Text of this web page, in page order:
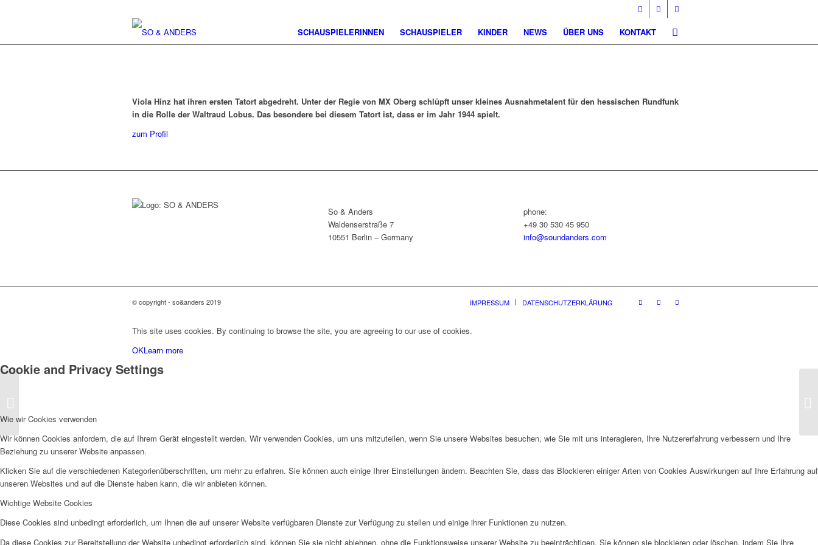
SCHAUSPIELERINNEN SCHAUSPIELER KINDER NEWS ÜBER UNS KONTAKT
Viola Hinz hat ihren ersten Tatort abgedreht. Unter der Regie von MX Oberg schlüpft unser kleines Ausnahmetalent für den hessischen Rundfunk
in die Rolle der Waltraud Lobus. Das besondere bei diesem Tatort ist, dass er im Jahr 1944 spielt.
zum Profil
So & Anders
Waldenserstraße 7
10551 Berlin – Germany
phone:
+49 30 530 45 950
info@soundanders.com
© copyright - so&anders 2019 IMPRESSUM DATENSCHUTZERKLÄRUNG
This site uses cookies. By continuing to browse the site, you are agreeing to our use of cookies.
OKLearn more
Cookie and Privacy Settings
Wie wir Cookies verwenden
Wir können Cookies anfordern, die auf Ihrem Gerät eingestellt werden. Wir verwenden Cookies, um uns mitzuteilen, wenn Sie unsere Websites besuchen, wie Sie mit uns interagieren, Ihre Nutzererfahrung verbessern und Ihre
Beziehung zu unserer Website anpassen.
Klicken Sie auf die verschiedenen Kategorienüberschriften, um mehr zu erfahren. Sie können auch einige Ihrer Einstellungen ändern. Beachten Sie, dass das Blockieren einiger Arten von Cookies Auswirkungen auf Ihre Erfahrung auf
unseren Websites und auf die Dienste haben kann, die wir anbieten können.
Wichtige Website Cookies
Diese Cookies sind unbedingt erforderlich, um Ihnen die auf unserer Website verfügbaren Dienste zur Verfügung zu stellen und einige ihrer Funktionen zu nutzen.
Da diese Cookies zur Bereitstellung der Website unbedingt erforderlich sind, können Sie sie nicht ablehnen, ohne die Funktionsweise unserer Website zu beeinträchtigen. Sie können sie blockieren oder löschen, indem Sie Ihre